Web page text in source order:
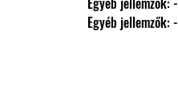
                Egyéb jellemzők: -